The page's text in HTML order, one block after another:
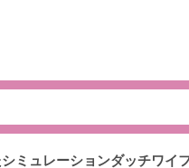
ュレーションダッチワイ